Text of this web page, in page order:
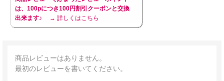
は、100pにつき100円割引クーポンと交換
出来ます♪
→ 詳しくはこちら
商品レビューはありません。
最初のレビューを書いてください。